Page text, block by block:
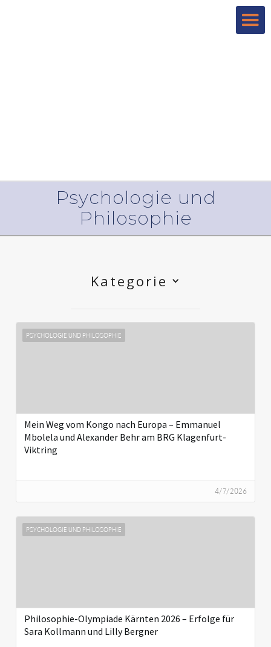
Psychologie und
Philosophie
Kategorie
PSYCHOLOGIE UND PHILOSOPHIE
Mein Weg vom Kongo nach Europa – Emmanuel
Mbolela und Alexander Behr am BRG Klagenfurt-
Viktring
4/7/2026
PSYCHOLOGIE UND PHILOSOPHIE
Philosophie-Olympiade Kärnten 2026 – Erfolge für
Sara Kollmann und Lilly Bergner